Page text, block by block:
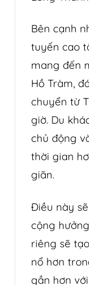
Bên cạnh
tuyến cao
mang đến
Hồ Tràm,
chuyển từ
giờ. Du
chủ động
thời gian
giãn.
Điều này
cộng
riêng sẽ
nổ hơn
gần hơn